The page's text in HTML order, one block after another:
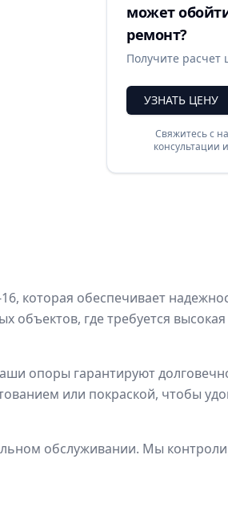
может
ремонт?
Получите расчет
УЗНАТЬ ЦЕНУ
Свяжитесь с
консультации
которая обеспечивает
где требуется высокая
опоры гарантируют
или покраской, чтобы
обслуживании. Мы